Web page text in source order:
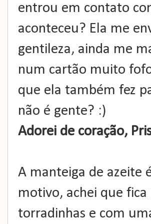
entrou em contato
aconteceu? Ela me
gentileza, ainda me
num cartão muito
que ela também fez
não é gente? :)
Adorei de coração,
A manteiga de azeite
motivo, achei que
torradinhas e com